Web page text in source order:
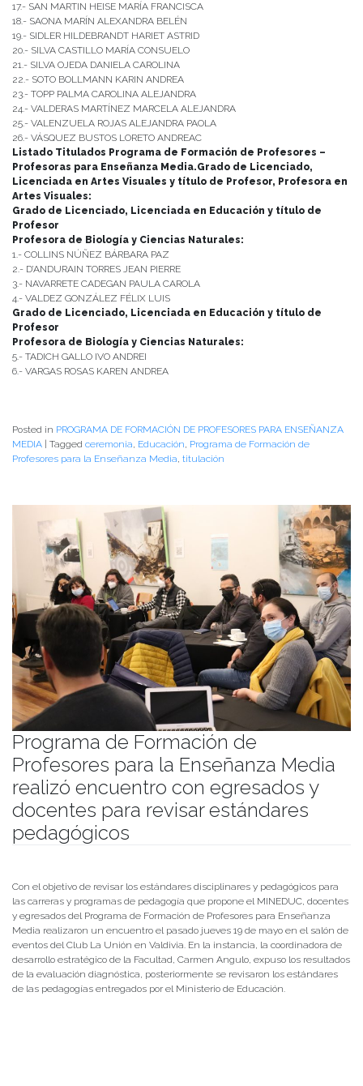
17.- SAN MARTIN HEISE MARÍA FRANCISCA
18.- SAONA MARÍN ALEXANDRA BELÉN
19.- SIDLER HILDEBRANDT HARIET ASTRID
20.- SILVA CASTILLO MARÍA CONSUELO
21.- SILVA OJEDA DANIELA CAROLINA
22.- SOTO BOLLMANN KARIN ANDREA
23.- TOPP PALMA CAROLINA ALEJANDRA
24.- VALDERAS MARTÍNEZ MARCELA ALEJANDRA
25.- VALENZUELA ROJAS ALEJANDRA PAOLA
26.- VÁSQUEZ BUSTOS LORETO ANDREAC
Listado Titulados Programa de Formación de Profesores –
Profesoras para Enseñanza Media.Grado de Licenciado,
Licenciada en Artes Visuales y título de Profesor, Profesora en
Artes Visuales:
Grado de Licenciado, Licenciada en Educación y título de
Profesor
Profesora de Biología y Ciencias Naturales:
1.- COLLINS NÚÑEZ BÁRBARA PAZ
2.- D’ANDURAIN TORRES JEAN PIERRE
3.- NAVARRETE CADEGAN PAULA CAROLA
4.- VALDEZ GONZÁLEZ FÉLIX LUIS
Grado de Licenciado, Licenciada en Educación y título de
Profesor
Profesora de Biología y Ciencias Naturales:
5.- TADICH GALLO IVO ANDREI
6.- VARGAS ROSAS KAREN ANDREA
Posted in PROGRAMA DE FORMACIÓN DE PROFESORES PARA ENSEÑANZA
MEDIA
Tagged ceremonia, Educación, Programa de Formación de
Profesores para la Enseñanza Media, titulación
Programa de Formación de
Profesores para la Enseñanza Media
realizó encuentro con egresados y
docentes para revisar estándares
pedagógicos
Con el objetivo de revisar los estándares disciplinares y pedagógicos para
las carreras y programas de pedagogía que propone el MINEDUC, docentes
y egresados del Programa de Formación de Profesores para Enseñanza
Media realizaron un encuentro el pasado jueves 19 de mayo en el salón de
eventos del Club La Unión en Valdivia. En la instancia, la coordinadora de
desarrollo estratégico de la Facultad, Carmen Angulo, expuso los resultados
de la evaluación diagnóstica, posteriormente se revisaron los estándares
de las pedagogías entregados por el Ministerio de Educación.